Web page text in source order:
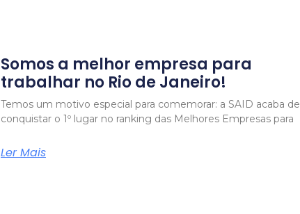
Somos a melhor empresa para
trabalhar no Rio de Janeiro!
Temos um motivo especial para comemorar: a SAID acaba de
conquistar o 1º lugar no ranking das Melhores Empresas para
Ler Mais